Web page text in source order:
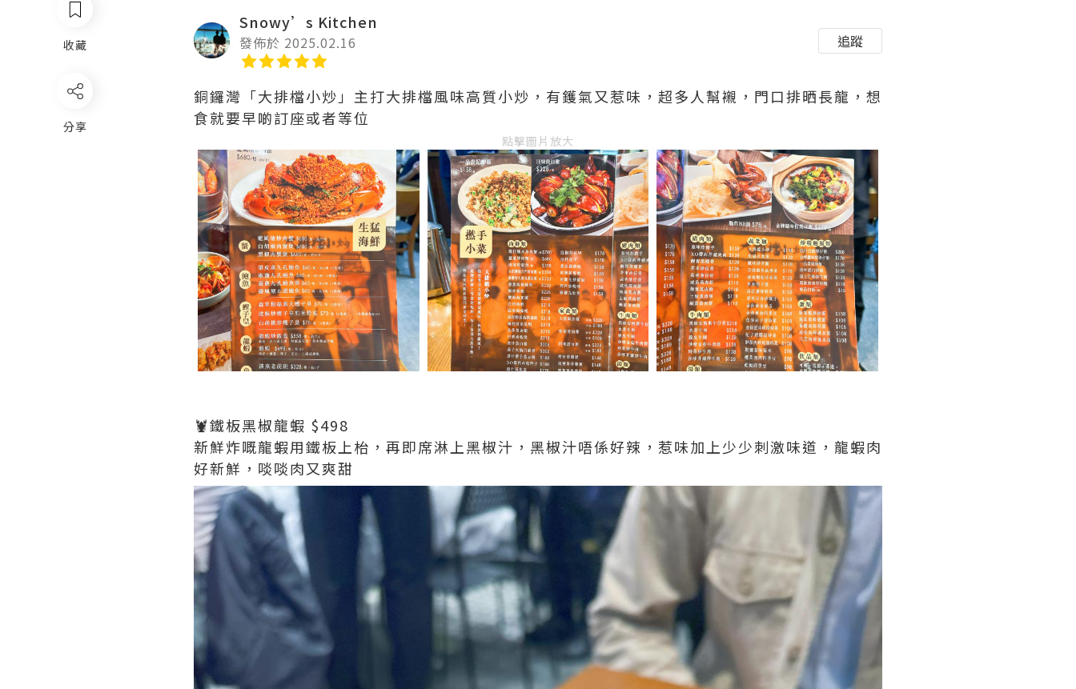
收藏
分享
Snowy’s Kitchen
發佈於 2025.02.16 追蹤
銅鑼灣「大排檔小炒」主打大排檔風味高質小炒，有鑊氣又惹味，超多人幫襯，門口排晒長龍，想
食就要早啲訂座或者等位
點擊圖片放大
🦞鐵板黑椒龍蝦 $498
新鮮炸嘅龍蝦用鐵板上枱，再即席淋上黑椒汁，黑椒汁唔係好辣，惹味加上少少刺激味道，龍蝦肉
好新鮮，啖啖肉又爽甜